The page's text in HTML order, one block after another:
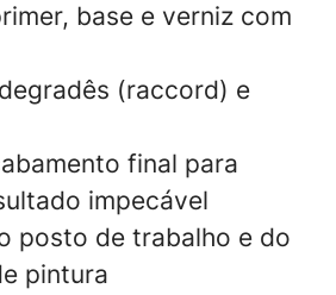
base e verniz com
(raccord) e
final para
impecável
posto de trabalho e do
pintura